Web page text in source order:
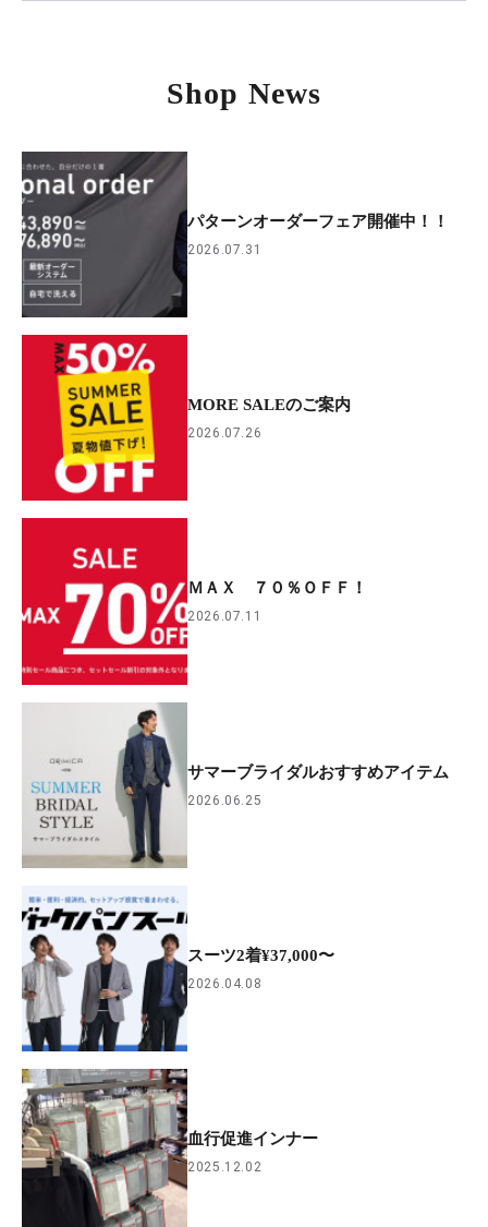
Shop News
パターンオーダーフェア開催中！！
2026.07.31
MORE SALEのご案内
2026.07.26
ＭＡＸ ７０％ＯＦＦ！
2026.07.11
サマーブライダルおすすめアイテム
2026.06.25
スーツ2着¥37,000〜
2026.04.08
血行促進インナー
2025.12.02